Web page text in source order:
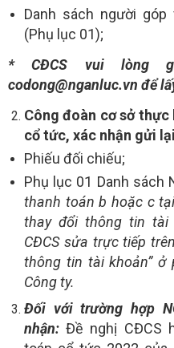
Danh sách người
(Phụ lục 01);
* CĐCS vui lòng
codong@nganluc.vn để
Công đoàn cơ sở
cổ tức, xác nhận gửi
Phiếu đối chiếu;
Phụ lục 01 Danh sách
thanh toánb hoặc c
thay đổi thông tin tài
CĐCS sửa trực tiếp
thông tin tài khoản”
Công ty.
Đối với trường hợp
nhận:Đề nghị CĐCS